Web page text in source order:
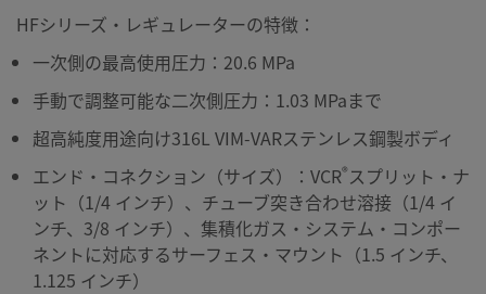
HFシリーズ・レギュレーターの特徴：
一次側の最高使用圧力：20.6 MPa
手動で調整可能な二次側圧力：1.03 MPaまで
超高純度用途向け316L VIM-VARステンレス鋼製ボディ
エンド・コネクション（サイズ）：VCR®スプリット・ナ
ット（1/4 インチ）、チューブ突き合わせ溶接（1/4 イ
ンチ、3/8 インチ）、集積化ガス・システム・コンポー
ネントに対応するサーフェス・マウント（1.5 インチ、
1.125 インチ）